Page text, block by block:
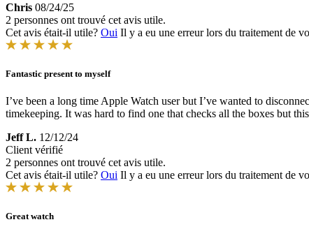
Chris 08/24/25
2 personnes ont trouvé cet avis utile.
Cet avis était-il utile? Oui Il y a eu une erreur lors du traitement de
Fantastic present to myself
I’ve been a long time Apple Watch user but I’ve wanted to
timekeeping. It was hard to find one that checks all the boxes but
Jeff L. 12/12/24
Client vérifié
2 personnes ont trouvé cet avis utile.
Cet avis était-il utile? Oui Il y a eu une erreur lors du traitement de
Great watch